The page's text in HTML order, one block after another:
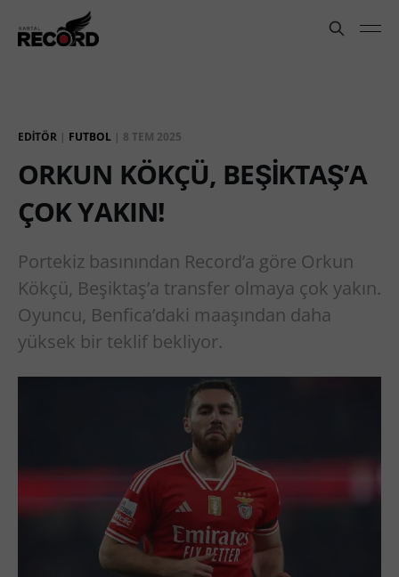
EDITÖR | FUTBOL | 8 TEM 2025
ORKUN KÖKÇÜ, BEŞİKTAŞ’A
ÇOK YAKIN!
Portekiz basınından Record’a göre Orkun
Kökçü, Beşiktaş’a transfer olmaya çok yakın.
Oyuncu, Benfica’daki maaşından daha
yüksek bir teklif bekliyor.